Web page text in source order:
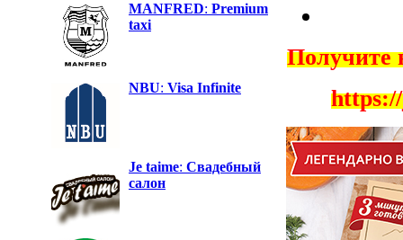
MANFRED: Premium
taxi
NBU: Visa Infinite
Je taime: Свадебный
салон
Получите